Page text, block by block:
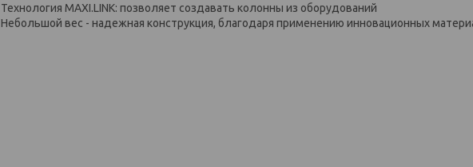
Технология MAXI.LINK: позволяет создавать колонны из оборудований
Небольшой вес - надежная конструкция, благодаря применению инновационных